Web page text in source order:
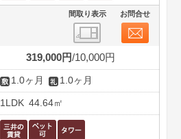
間取り表示 お問合せ
319,000円 10,000円
1.0ヶ月 1.0ヶ月
1LDK 44.64㎡